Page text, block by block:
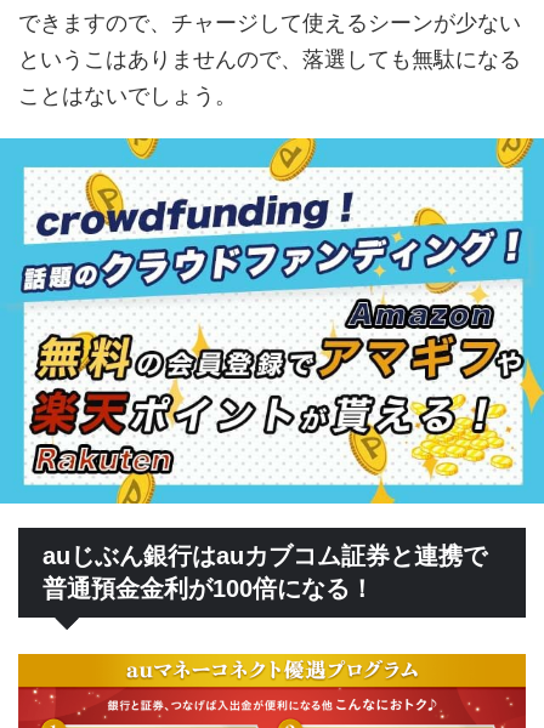
できますので、チャージして使えるシーンが少ない
というこはありませんので、落選しても無駄になる
ことはないでしょう。
auじぶん銀行はauカブコム証券と連携で
普通預金金利が100倍になる！